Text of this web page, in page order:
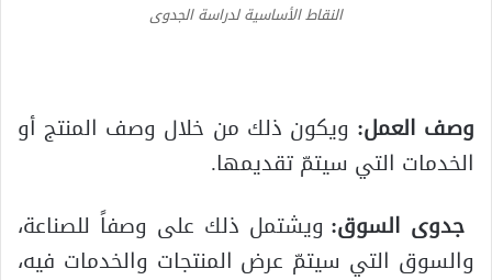
النقاط الأساسية لدراسة الجدوى
وصف العمل: ويكون ذلك من خلال وصف المنتج أو
الخدمات التي سيتمّ تقديمها.
جدوى السوق: ويشتمل ذلك على وصفاً للصناعة،
والسوق التي سيتمّ عرض المنتجات والخدمات فيه،